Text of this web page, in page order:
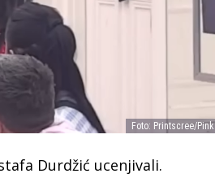
Foto: Printscree/Pink
Durdžić ucenjivali.